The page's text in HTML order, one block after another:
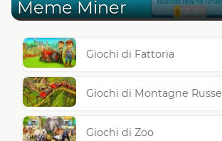
Meme Miner
Giochi di Fattoria
Giochi di Montagne Russe
Giochi di Zoo